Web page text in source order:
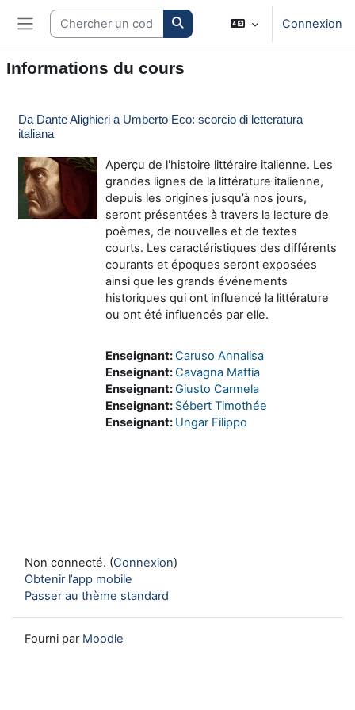
Passer au contenu principal
Panneau latéral
Search courses Connexion
Informations du cours
Da Dante Alighieri a Umberto Eco: scorcio di letteratura
italiana
Aperçu de l'histoire littéraire italienne. Les
grandes lignes de la littérature italienne,
depuis les origines jusqu’à nos jours,
seront présentées à travers la lecture de
poèmes, de nouvelles et de textes
courts. Les caractéristiques des différents
courants et époques seront exposées
ainsi que les grands événements
historiques qui ont influencé la littérature
ou ont été influencés par elle.
Enseignant:Caruso Annalisa
Enseignant:Cavagna Mattia
Enseignant:Giusto Carmela
Enseignant: Sébert Timothée
Enseignant: Ungar Filippo
Non connecté. (Connexion)
Obtenir l’app mobile
Passer au thème standard
Fourni par Moodle